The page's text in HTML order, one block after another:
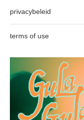
privacybeleid
terms of use